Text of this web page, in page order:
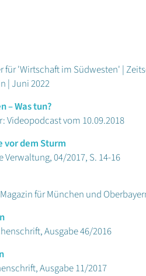
für 'Wirtschaft im Südwesten' |
| Juni 2022
– Was tun?
Videopodcast vom 10.09.2018
vor dem Sturm
04/2017, S. 14-16
für München und
Ausgabe 46/2016
Ausgabe 11/2017